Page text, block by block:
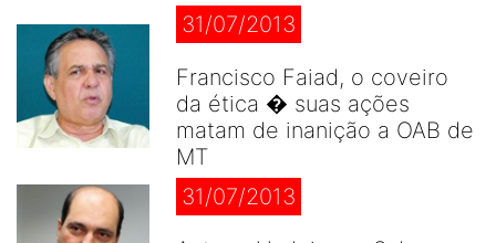
31/07/2013
Francisco Faiad, o coveiro
da ética � suas ações
matam de inanição a OAB de
MT
31/07/2013